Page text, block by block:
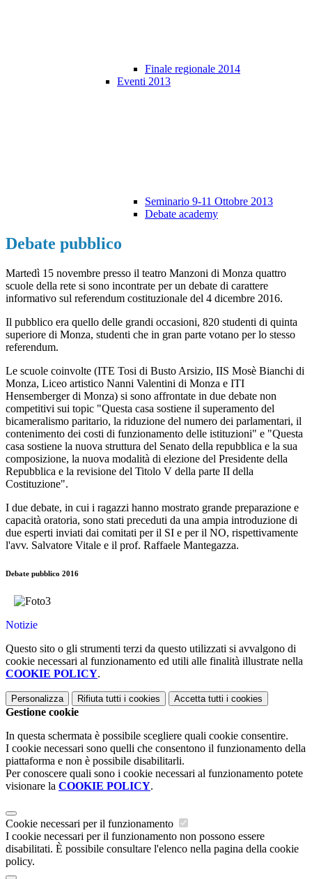
Finale regionale 2014
Eventi 2013
Seminario 9-11 Ottobre 2013
Debate academy
Debate pubblico
Martedì 15 novembre presso il teatro Manzoni di Monza quattro
scuole della rete si sono incontrate per un debate di carattere
informativo sul referendum costituzionale del 4 dicembre 2016.
Il pubblico era quello delle grandi occasioni, 820 studenti di quinta
superiore di Monza, studenti che in gran parte votano per lo stesso
referendum.
Le scuole coinvolte (ITE Tosi di Busto Arsizio, IIS Mosè Bianchi di
Monza, Liceo artistico Nanni Valentini di Monza e ITI
Hensemberger di Monza) si sono affrontate in due debate non
competitivi sui topic "Questa casa sostiene il superamento del
bicameralismo paritario, la riduzione del numero dei parlamentari, il
contenimento dei costi di funzionamento delle istituzioni" e "Questa
casa sostiene la nuova struttura del Senato della repubblica e la sua
composizione, la nuova modalità di elezione del Presidente della
Repubblica e la revisione del Titolo V della parte II della
Costituzione".
I due debate, in cui i ragazzi hanno mostrato grande preparazione e
capacità oratoria, sono stati preceduti da una ampia introduzione di
due esperti inviati dai comitati per il SI e per il NO, rispettivamente
l'avv. Salvatore Vitale e il prof. Raffaele Mantegazza.
Debate pubblico 2016
Notizie
Questo sito o gli strumenti terzi da questo utilizzati si avvalgono di
cookie necessari al funzionamento ed utili alle finalità illustrate nella
COOKIE POLICY.
Personalizza Rifiuta tutti i cookies Accetta tutti i cookies
Gestione cookie
In questa schermata è possibile scegliere quali cookie consentire.
I cookie necessari sono quelli che consentono il funzionamento della
piattaforma e non è possibile disabilitarli.
Per conoscere quali sono i cookie necessari al funzionamento potete
visionare la COOKIE POLICY.
Cookie necessari per il funzionamento
I cookie necessari per il funzionamento non possono essere
disabilitati. È possibile consultare l'elenco nella pagina della cookie
policy.